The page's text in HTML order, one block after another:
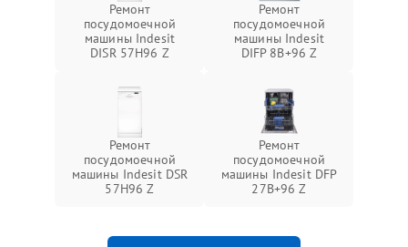
Ремонт
посудомоечной
машины Indesit
DISR 57H96 Z
Ремонт
посудомоечной
машины Indesit
DIFP 8B+96 Z
Ремонт
посудомоечной
машины Indesit DSR
57H96 Z
Ремонт
посудомоечной
машины Indesit DFP
27B+96 Z